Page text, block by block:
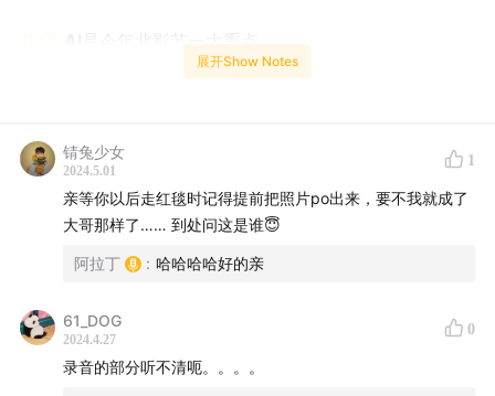
是今年北影节一大重点
今年有多少项目入选，剧本和制作阶段项目有什么不同诉
求？
两个幽默片段：有关“迷雾剧场”和“A股”
项目预算最低只有80万
展开Show Notes
锖兔少女
2024.5.01
1
亲等你以后走红毯时记得提前把照片po出来，要不我就成了
大哥那样了…… 到处问这是谁😇
阿拉丁 : 哈哈哈哈好的亲
61_DOG
2024.4.27
0
录音的部分听不清呃。。。。